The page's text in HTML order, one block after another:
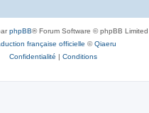
phpBB® Forum Software © phpBB Limited
française officielle ©Qiaeru
Confidentialité | Conditions